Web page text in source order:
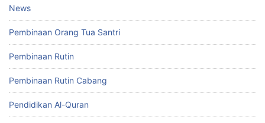
News
Pembinaan Orang Tua Santri
Pembinaan Rutin
Pembinaan Rutin Cabang
Pendidikan Al-Quran